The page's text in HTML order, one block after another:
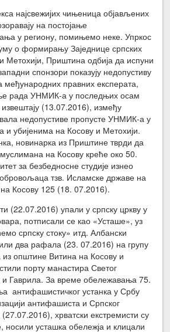
најсвежијих чињеница објављених
на постојање
у региону, помињемо неке. Упркос
о формирању Заједнице српских
Метохији, Приштина одбија да испуни
спонзори показују недопустиву
међународних правних експерата,
рада УНМИК-а у последњих осам
(13.07.2016), између
недопустиве пропусте УНМИК-а у
и убијенима на Косову и Метохији.
новинарка из Приштине тврди да
на Косову креће око 50.
за безбедносне студије изнео
тзв. Исламске државе на
Косову 125 (18. 07.2016).
(22.07.2016) упали у српску цркву у
потписали се као «Усташе», уз
српску стоку» итд. Албански
два рафала (23. 07.2016) на групу
општине Витина на Косову и
порту манастира Светог
Гаврила. За време обележавања 75.
антифашистичког устанка у Србу
антифашиста и Српског
хрватски екстремисти су
носили усташка обележја и клицали